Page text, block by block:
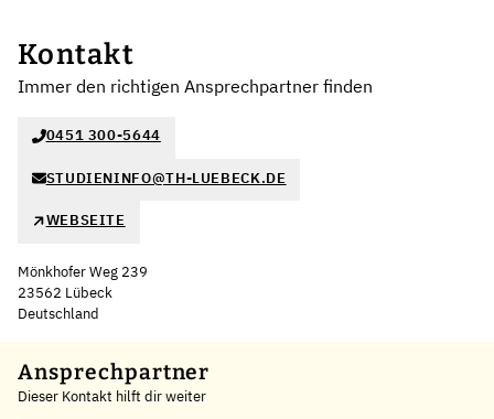
Kontakt
Immer den richtigen Ansprechpartner finden
0451 300-5644
STUDIENINFO@TH-LUEBECK.DE
WEBSEITE
Mönkhofer Weg 239
23562 Lübeck
Deutschland
+
−
Ansprechpartner
Dieser Kontakt hilft dir weiter